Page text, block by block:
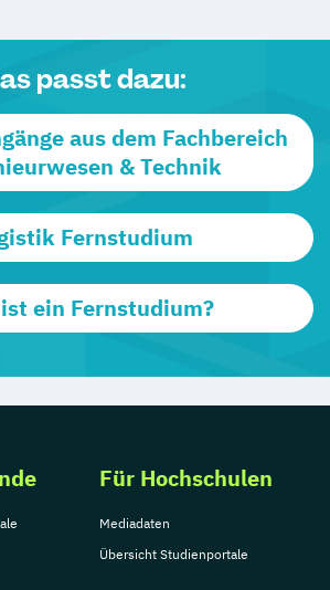
passt dazu:
aus dem Fachbereich
& Technik
Fernstudium
ein Fernstudium?
Für Hochschulen
Mediadaten
Übersicht Studienportale